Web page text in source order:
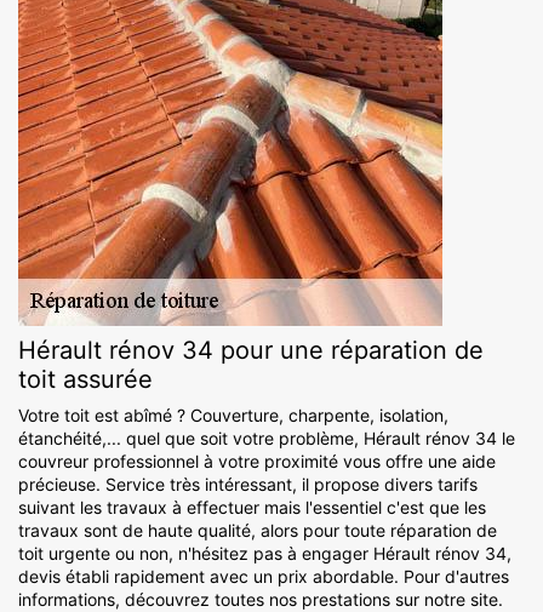
Hérault rénov 34 pour une réparation de
toit assurée
Votre toit est abîmé ? Couverture, charpente, isolation,
étanchéité,... quel que soit votre problème, Hérault rénov 34 le
couvreur professionnel à votre proximité vous offre une aide
précieuse. Service très intéressant, il propose divers tarifs
suivant les travaux à effectuer mais l'essentiel c'est que les
travaux sont de haute qualité, alors pour toute réparation de
toit urgente ou non, n'hésitez pas à engager Hérault rénov 34,
devis établi rapidement avec un prix abordable. Pour d'autres
informations, découvrez toutes nos prestations sur notre site.